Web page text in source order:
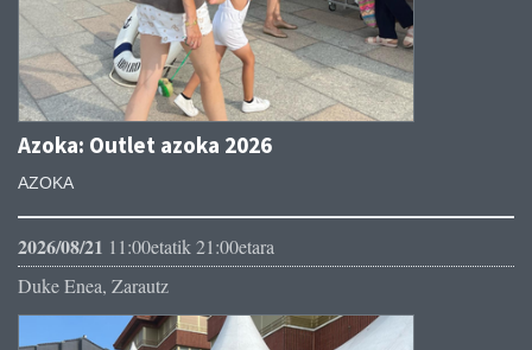
Azoka: Outlet azoka 2026
AZOKA
2026/08/21 11:00etatik 21:00etara
Duke Enea, Zarautz